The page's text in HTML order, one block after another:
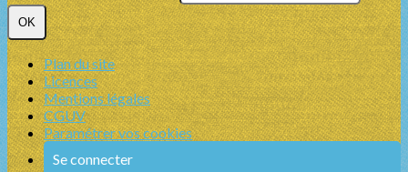
OK
Plan du site
Licences
Mentions légales
CGUV
Paramétrer vos cookies
Se connecter